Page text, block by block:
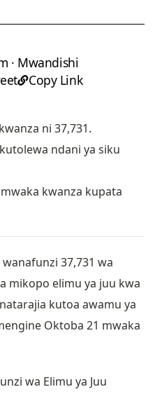
· Mwandishi
Copy Link
ni 37,731.
ndani ya siku
kwanza kupata
wanafunzi 37,731 wa
mikopo elimu ya juu kwa
kutoa awamu ya
Oktoba 21 mwaka
wa Elimu ya Juu